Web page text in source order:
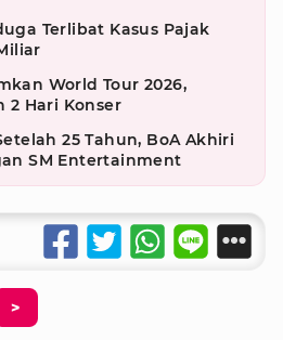
Terlibat Kasus Pajak
World Tour 2026,
2 Hari Konser
25 Tahun, BoA Akhiri
SM Entertainment
>